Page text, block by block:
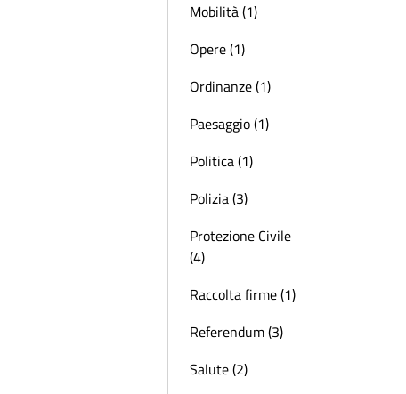
Mobilità (1)
Opere (1)
Ordinanze (1)
Paesaggio (1)
Politica (1)
Polizia (3)
Protezione Civile
(4)
Raccolta firme (1)
Referendum (3)
Salute (2)